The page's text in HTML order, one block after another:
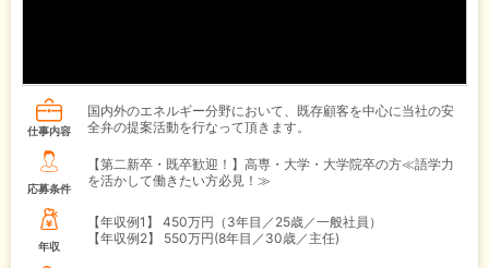
仕事内容
国内外のエネルギー分野において、既存顧客を中心に当社の安
全弁の提案活動を行なって頂きます。
応募条件
【第二新卒・既卒歓迎！】高専・大学・大学院卒の方≪語学力
を活かして働きたい方必見！≫
年収
【年収例1】
450万円（3年目／25歳／一般社員）
【年収例2】
550万円(8年目／30歳／主任)